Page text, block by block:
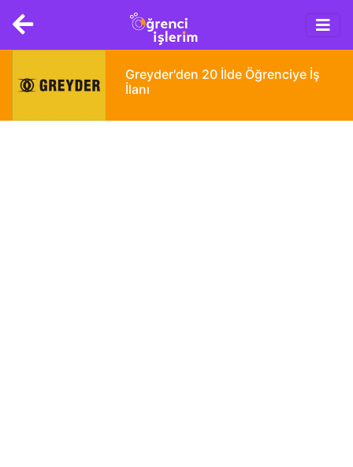
main
navigation
Greyder'den 20 İlde Öğrenciye İş
İlanı